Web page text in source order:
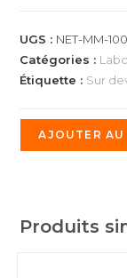
UGS : NET-MM-
Catégories :
Étiquette : Sur
AJOUTER AU
Produits